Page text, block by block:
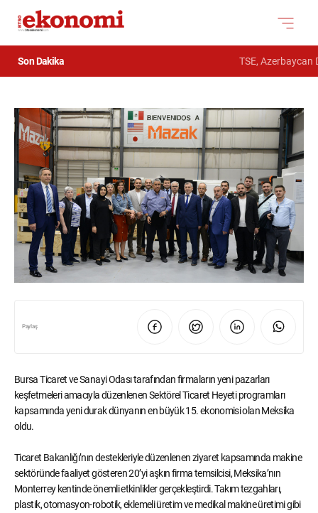
Son Dakika TSE, Azerbaycan
Paylaş
Bursa Ticaret ve Sanayi Odası tarafından firmaların yeni pazarları
keşfetmeleri amacıyla düzenlenen Sektörel Ticaret Heyeti programları
kapsamında yeni durak dünyanın en büyük 15. ekonomisi olan Meksika
oldu.
Ticaret Bakanlığı’nın destekleriyle düzenlenen ziyaret kapsamında makine
sektöründe faaliyet gösteren 20’yi aşkın firma temsilcisi, Meksika’nın
Monterrey kentinde önemli etkinlikler gerçekleştirdi. Takım tezgahları,
plastik, otomasyon-robotik, eklemeli üretim ve medikal makine üretimi gibi